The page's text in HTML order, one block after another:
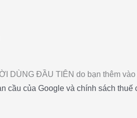
DÙNG ĐẦU TIÊN do bạn thêm vào
cầu của Google và chính sách thuế